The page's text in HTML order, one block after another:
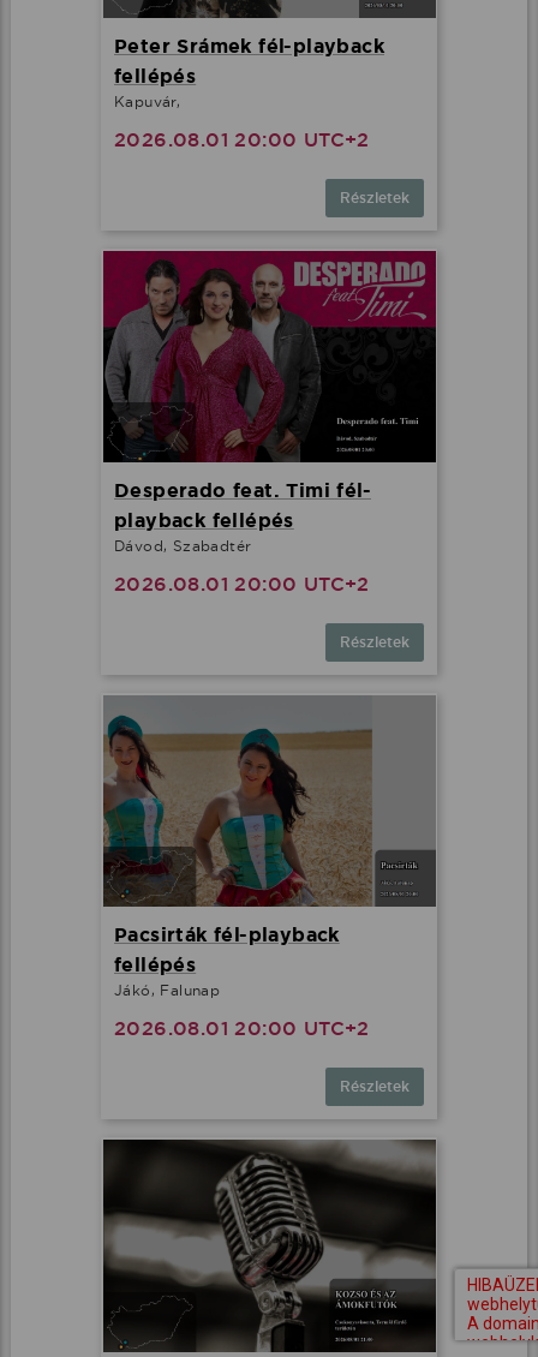
Peter Srámek fél-playback
fellépés
Kapuvár,
2026.08.01 20:00 UTC+2
Részletek
Desperado feat. Timi fél-
playback fellépés
Dávod, Szabadtér
2026.08.01 20:00 UTC+2
Részletek
Pacsirták fél-playback
fellépés
Jákó, Falunap
2026.08.01 20:00 UTC+2
Részletek